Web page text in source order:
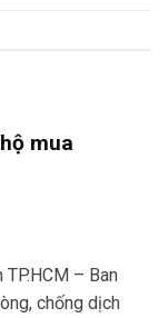
mua
– Ban
chống dịch